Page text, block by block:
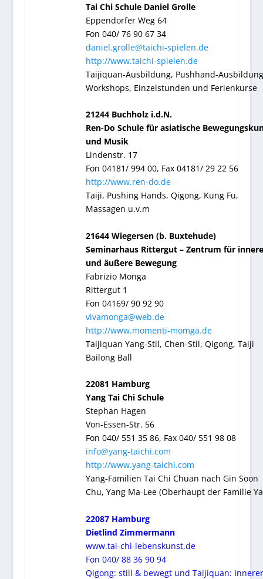
Tai Chi Schule Daniel Grolle
Eppendorfer Weg 64
Fon 040/ 76 90 67 34
daniel.grolle@taichi-spielen.de
http://www.taichi-spielen.de
Taijiquan-Ausbildung, Pushhand-
Workshops, Einzelstunden und Ferienkurse
21244 Buchholz i.d.N.
Ren-Do Schule für asiatische
und Musik
Lindenstr. 17
Fon 04181/ 994 00, Fax 04181/ 29 22 56
http://www.ren-do.de
Taiji, Pushing Hands, Qigong, Kung Fu,
Massagen u.v.m
21644 Wiegersen (b. Buxtehude)
Seminarhaus Rittergut – Zentrum für innere
und äußere Bewegung
Fabrizio Monga
Rittergut 1
Fon 04169/ 90 92 90
vivamonga@web.de
http://www.momenti-momga.de
Taijiquan Yang-Stil, Chen-Stil, Qigong, Taiji
Bailong Ball
22081 Hamburg
Yang Tai Chi Schule
Stephan Hagen
Von-Essen-Str. 56
Fon 040/ 551 35 86, Fax 040/ 551 98 08
info@yang-taichi.com
http://www.yang-taichi.com
Yang-Familien Tai Chi Chuan nach Gin Soon
Chu, Yang Ma-Lee (Oberhaupt der Familie
22087 Hamburg
Dietlind Zimmermann
www.tai-chi-lebenskunst.de
Fon 040/ 88 36 90 94
Qigong: still & bewegt und Taijiquan: Innerer